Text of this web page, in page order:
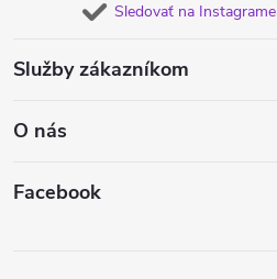
Sledovať na Instagrame
Služby zákazníkom
O nás
Facebook